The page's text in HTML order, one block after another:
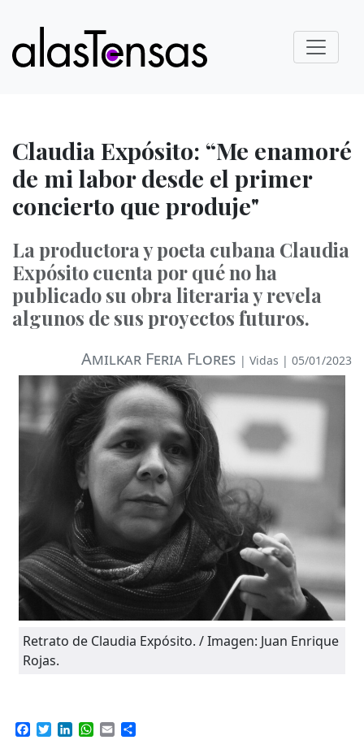
Claudia Expósito: “Me enamoré
de mi labor desde el primer
concierto que produje"
La productora y poeta cubana Claudia
Expósito cuenta por qué no ha
publicado su obra literaria y revela
algunos de sus proyectos futuros.
Amilkar Feria Flores | Vidas | 05/01/2023
Retrato de Claudia Expósito. / Imagen: Juan Enrique
Rojas.
Facebook
TwitterLinkedIn
WhatsApp
Email